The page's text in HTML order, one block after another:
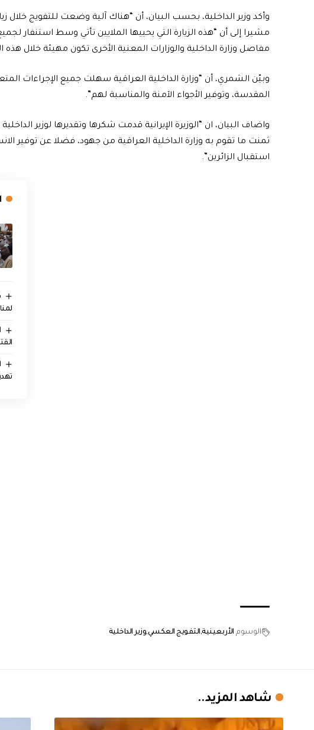
وأكد وزير الداخلية، بحسب البيان، أن “هناك آلية وضعت للتفويج خلال
مشيرا إلى أن “هذه الزيارة التي يحييها الملايين تأتي وسط استنفار
مفاصل وزارة الداخلية والوزارات المعنية الأخرى تكون مهيئة خلال هذه
وبيّن الشمري، أن “وزارة الداخلية العراقية سهلت جميع الإجراءات
المقدسة، وتوفير الأجواء الآمنة والمناسبة لهم”.
واضاف البيان، ان “الوزيرة الإيرانية قدمت شكرها وتقديرها لوزير
ثمنت ما تقوم به وزارة الداخلية العراقية من جهود، فضلا عن توفير
استقبال الزائرين”.
الوسوم الأربعينية التفويج العكسي وزير الداخلية
شاهد المزيد..